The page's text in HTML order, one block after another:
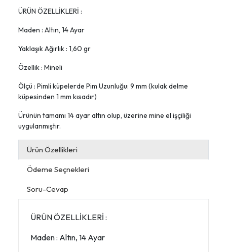
ÜRÜN ÖZELLİKLERİ :
Maden : Altın, 14 Ayar
Yaklaşık Ağırlık : 1,60 gr
Özellik : Mineli
Ölçü : Pimli küpelerde Pim Uzunluğu: 9 mm (kulak delme
küpesinden 1 mm kısadır)
Ürünün tamamı 14 ayar altın olup, üzerine mine el işçiliği
uygulanmıştır.
Ürün Özellikleri
Ödeme Seçnekleri
Soru-Cevap
ÜRÜN ÖZELLİKLERİ :
Maden : Altın, 14 Ayar